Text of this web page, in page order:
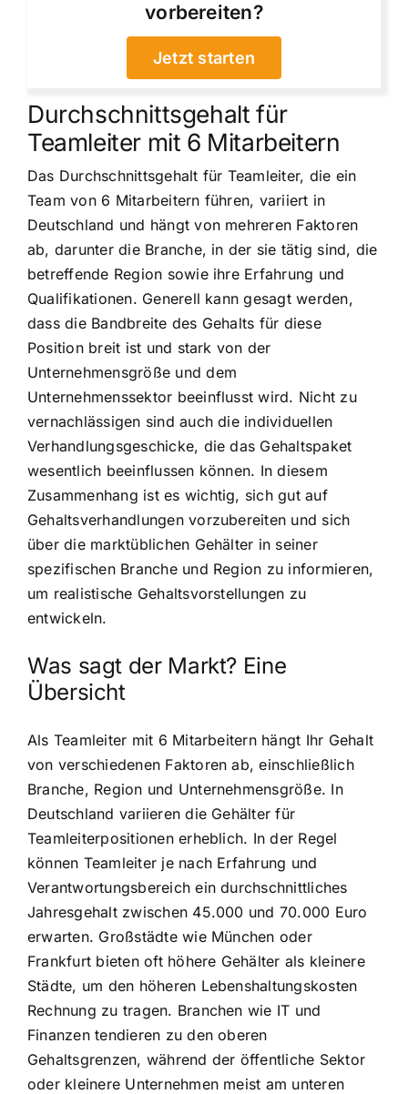
vorbereiten?
Jetzt starten
Durchschnittsgehalt für
Teamleiter mit 6 Mitarbeitern
Das Durchschnittsgehalt für Teamleiter, die ein
Team von 6 Mitarbeitern führen, variiert in
Deutschland und hängt von mehreren Faktoren
ab, darunter die Branche, in der sie tätig sind, die
betreffende Region sowie ihre Erfahrung und
Qualifikationen. Generell kann gesagt werden,
dass die Bandbreite des Gehalts für diese
Position breit ist und stark von der
Unternehmensgröße und dem
Unternehmenssektor beeinflusst wird. Nicht zu
vernachlässigen sind auch die individuellen
Verhandlungsgeschicke, die das Gehaltspaket
wesentlich beeinflussen können. In diesem
Zusammenhang ist es wichtig, sich gut auf
Gehaltsverhandlungen vorzubereiten und sich
über die marktüblichen Gehälter in seiner
spezifischen Branche und Region zu informieren,
um realistische Gehaltsvorstellungen zu
entwickeln.
Was sagt der Markt? Eine
Übersicht
Als Teamleiter mit 6 Mitarbeitern hängt Ihr Gehalt
von verschiedenen Faktoren ab, einschließlich
Branche, Region und Unternehmensgröße. In
Deutschland variieren die Gehälter für
Teamleiterpositionen erheblich. In der Regel
können Teamleiter je nach Erfahrung und
Verantwortungsbereich ein durchschnittliches
Jahresgehalt zwischen 45.000 und 70.000 Euro
erwarten. Großstädte wie München oder
Frankfurt bieten oft höhere Gehälter als kleinere
Städte, um den höheren Lebenshaltungskosten
Rechnung zu tragen. Branchen wie IT und
Finanzen tendieren zu den oberen
Gehaltsgrenzen, während der öffentliche Sektor
oder kleinere Unternehmen meist am unteren